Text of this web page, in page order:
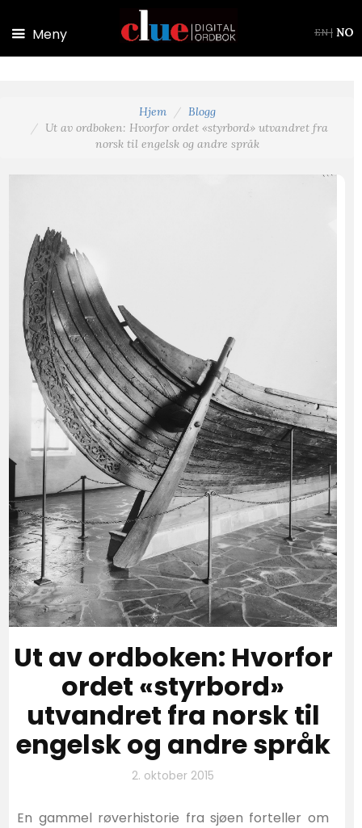
Meny EN| NO
Hjem
Blogg
Ut av ordboken: Hvorfor ordet «styrbord» utvandret fra
norsk til engelsk og andre språk
Ut av ordboken: Hvorfor
ordet «styrbord»
utvandret fra norsk til
engelsk og andre språk
2. oktober 2015
En gammel røverhistorie fra sjøen forteller om